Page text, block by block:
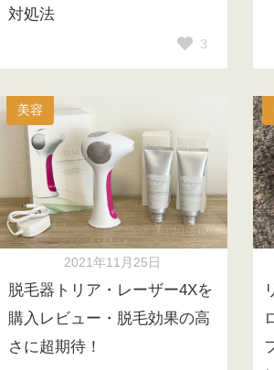
対処法
3
美容
2021年11月25日
脱毛器トリア・レーザー4Xを
購入レビュー・脱毛効果の高
さに超期待！